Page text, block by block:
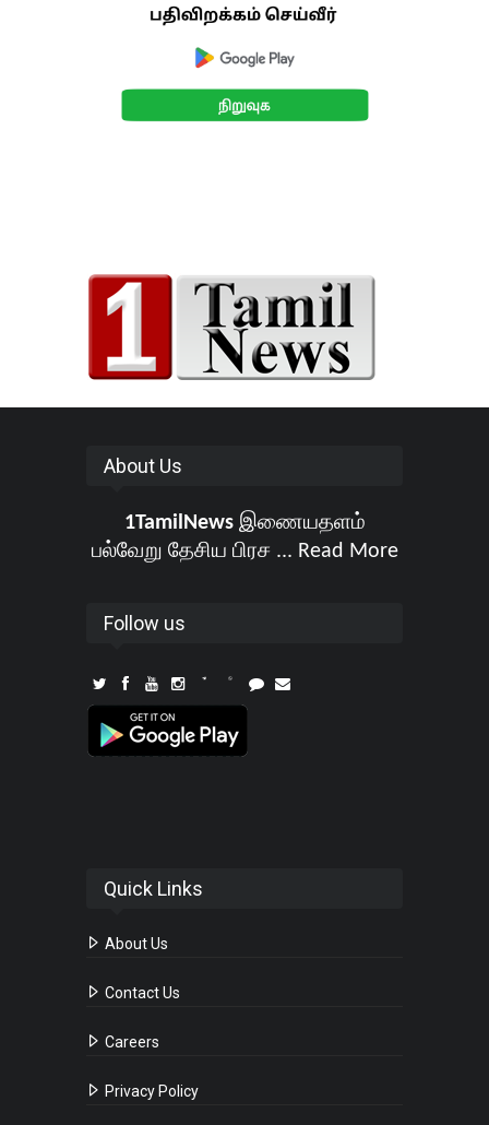
About Us
1TamilNewsஇணையதளம்
பல்வேறு தேசிய பிரச ... Read More
Follow us
Quick Links
About Us
Contact Us
Careers
Privacy Policy